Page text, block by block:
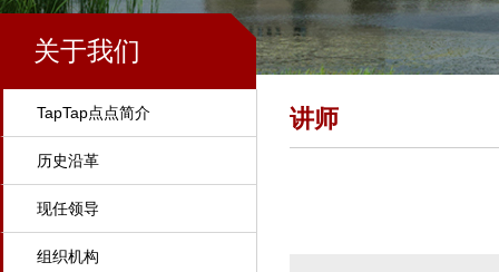
关于我们
TapTap点点简介
历史沿革
现任领导
组织机构
讲师